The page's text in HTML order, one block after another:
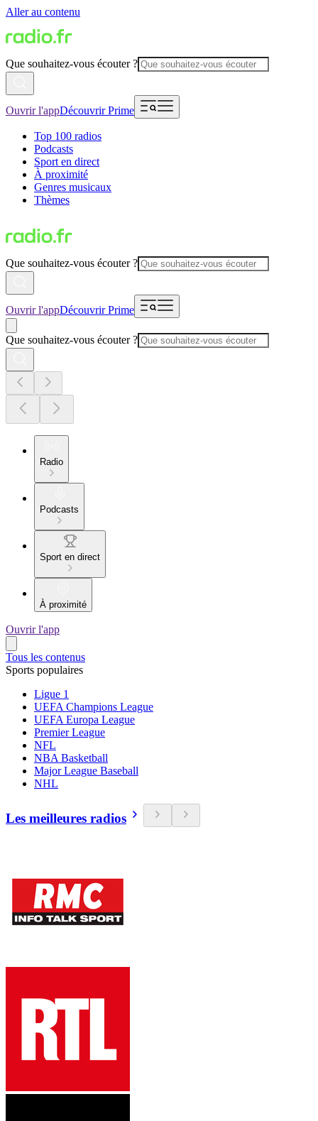
Aller au contenu
Que souhaitez-vous écouter ?
Ouvrir l'appDécouvrir Prime
Top 100 radios
Podcasts
Sport en direct
À proximité
Genres musicaux
Thèmes
Que souhaitez-vous écouter ?
Ouvrir l'appDécouvrir Prime
Que souhaitez-vous écouter ?
Radio
Podcasts
Sport en direct
À proximité
Ouvrir l'app
Tous les contenus
Sports populaires
Ligue 1
UEFA Champions League
UEFA Europa League
Premier League
NFL
NBA Basketball
Major League Baseball
NHL
Les meilleures radios